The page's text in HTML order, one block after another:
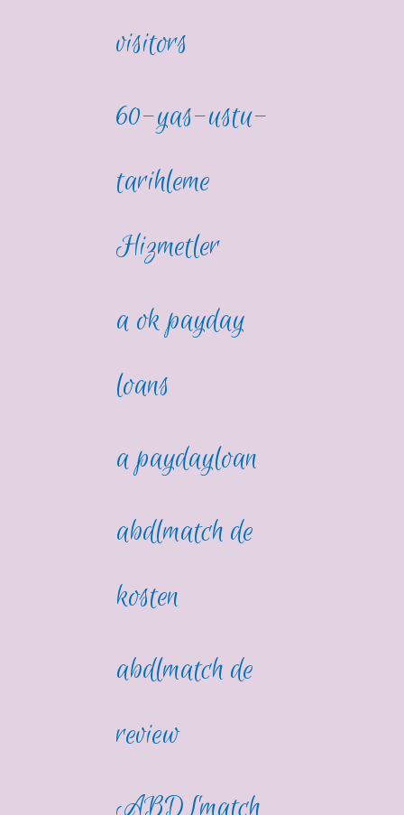
visitors
60-yas-ustu-
tarihleme
Hizmetler
a ok payday
loans
a paydayloan
abdlmatch de
kosten
abdlmatch de
review